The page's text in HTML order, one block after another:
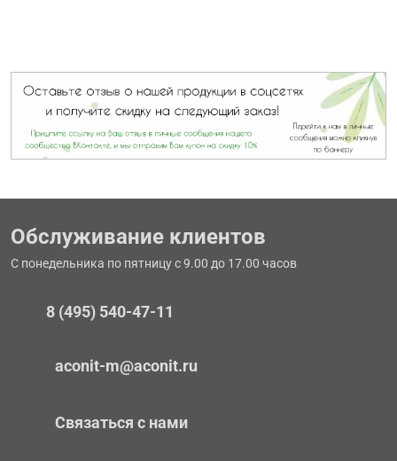
Обслуживание клиентов
С понедельника по пятницу с 9.00 до 17.00 часов
8 (495) 540-47-11
aconit-m@aconit.ru
Связаться с нами